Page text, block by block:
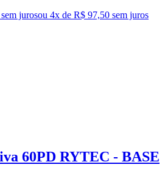
jurosou 4x de R$ 97,50 sem juros
60PD RYTEC - BASE